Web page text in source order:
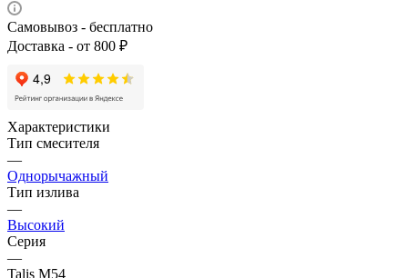
Самовывоз - бесплатно
Доставка - от 800 ₽
Характеристики
Тип смесителя
—
Однорычажный
Тип излива
—
Высокий
Серия
—
Talis M54